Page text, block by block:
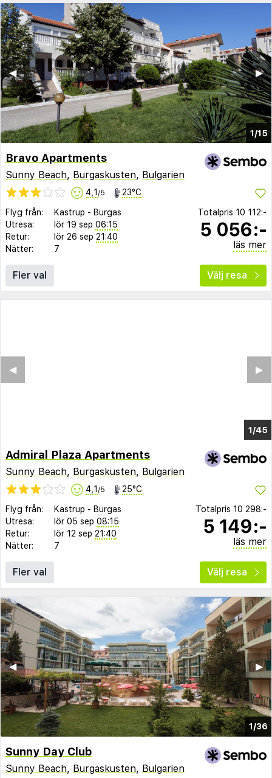
1/15
▶︎
◀︎
Bravo Apartments
Sunny Beach, Burgaskusten, Bulgarien
4,1 /5 23°C
Flyg från: Kastrup - Burgas
Utresa:
lör 19 sep 06:15
Retur:
lör 26 sep 21:40
Nätter:
7
Totalpris 10 112:-
5 056:-
läs mer
Fler val Välj resa
1/39
▶︎
◀︎
Admiral Plaza Apartments
Sunny Beach, Burgaskusten, Bulgarien
4,1 /5 25°C
Flyg från: Kastrup - Burgas
Utresa:
lör 05 sep 08:15
Retur:
lör 12 sep 21:40
Nätter:
7
Totalpris 10 298:-
5 149:-
läs mer
Fler val Välj resa
1/36
▶︎
◀︎
Sunny Day Club
Sunny Beach, Burgaskusten, Bulgarien